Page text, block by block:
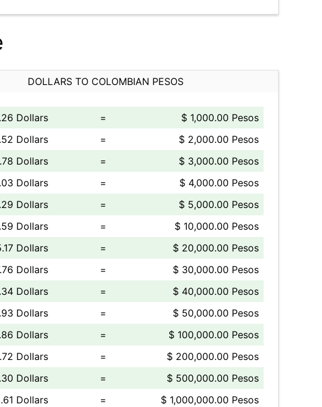
DOLLARS TO COLOMBIAN PESOS
Dollars =
$ 1,000.00 Pesos
Dollars
=
$ 2,000.00 Pesos
Dollars
=
$ 3,000.00 Pesos
Dollars
=
$ 4,000.00 Pesos
Dollars
=
$ 5,000.00 Pesos
Dollars
=
$ 10,000.00 Pesos
Dollars
=
$ 20,000.00 Pesos
Dollars
=
$ 30,000.00 Pesos
Dollars
=
$ 40,000.00 Pesos
Dollars
=
$ 50,000.00 Pesos
Dollars
=
$ 100,000.00 Pesos
Dollars
=
$ 200,000.00 Pesos
Dollars
=
$ 500,000.00 Pesos
Dollars
= $ 1,000,000.00 Pesos